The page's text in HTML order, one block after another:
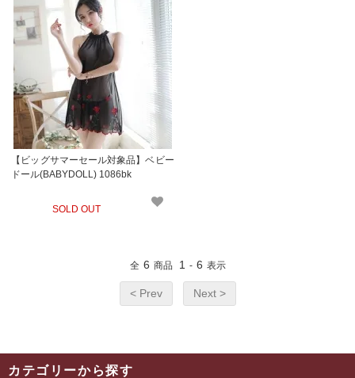
【ビッグサマーセール対象品】ベビー
ドール(BABYDOLL) 1086bk
SOLD OUT
全 6 商品 1 - 6 表示
< Prev Next >
カテゴリーから探す